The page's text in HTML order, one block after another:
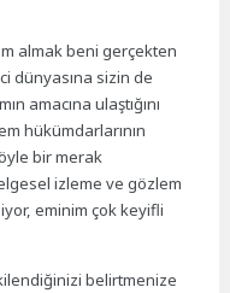
almak beni gerçekten
dünyasına sizin de
amacına ulaştığını
hükümdarlarının
bir merak
izleme ve gözlem
eminim çok keyifli
belirtmenize